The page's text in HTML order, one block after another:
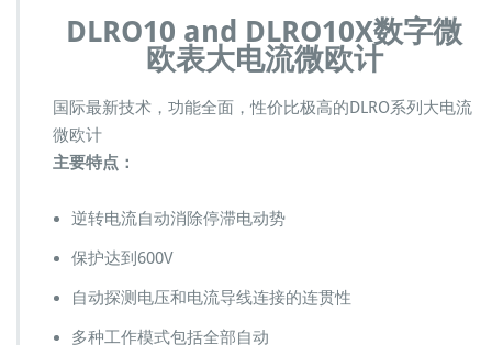
0
X
数
微
流
M
DLRO10 and DLRO10X数字微
欧表大电流微欧计
国际最新技术，功能全面，性价比极高的DLRO系列大电流
微欧计
主要特点：
逆转电流自动消除停滞电动势
保护达到600V
自动探测电压和电流导线连接的连贯性
多种工作模式包括全部自动